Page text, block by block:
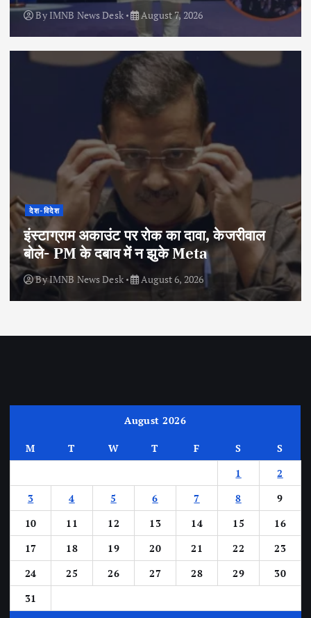
By IMNB News Desk August 7, 2026
देश-विदेश
इंस्टाग्राम अकाउंट पर रोक का दावा, केजरीवाल
बोले- PM के दबाव में न झुके Meta
ByIMNB News Desk August 6, 2026
August 2026
M T W T F S
S
1
2
3
4 5 6 7 8
9
10
11 12 13 14 15
16
17
18 19 20 21 22
23
24
25 26 27 28 29
30
31